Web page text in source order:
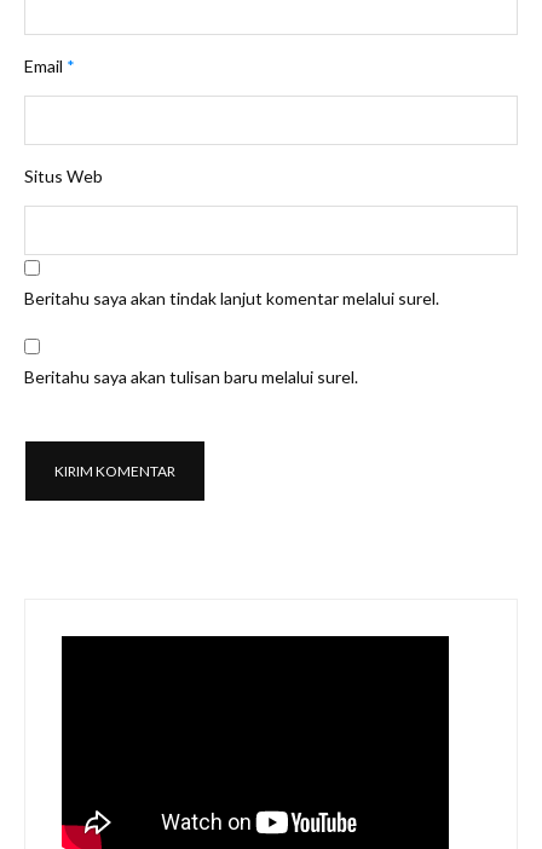
Email *
Situs Web
Beritahu saya akan tindak lanjut komentar melalui surel.
Beritahu saya akan tulisan baru melalui surel.